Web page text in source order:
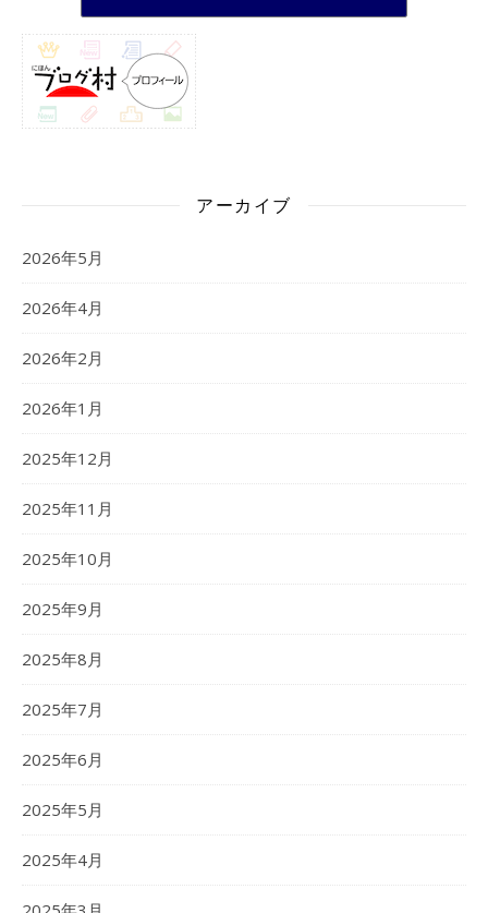
アーカイブ
2026年5月
2026年4月
2026年2月
2026年1月
2025年12月
2025年11月
2025年10月
2025年9月
2025年8月
2025年7月
2025年6月
2025年5月
2025年4月